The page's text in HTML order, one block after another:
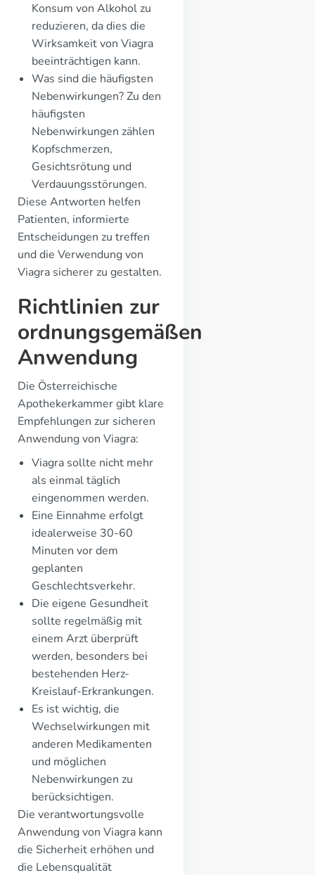
Konsum von Alkohol zu
reduzieren, da dies die
Wirksamkeit von Viagra
beeinträchtigen kann.
Was sind die häufigsten
Nebenwirkungen? Zu den
häufigsten
Nebenwirkungen zählen
Kopfschmerzen,
Gesichtsrötung und
Verdauungsstörungen.
Diese Antworten helfen
Patienten, informierte
Entscheidungen zu treffen
und die Verwendung von
Viagra sicherer zu gestalten.
Richtlinien zur
ordnungsgemäßen
Anwendung
Die Österreichische
Apothekerkammer gibt klare
Empfehlungen zur sicheren
Anwendung von Viagra:
Viagra sollte nicht mehr
als einmal täglich
eingenommen werden.
Eine Einnahme erfolgt
idealerweise 30-60
Minuten vor dem
geplanten
Geschlechtsverkehr.
Die eigene Gesundheit
sollte regelmäßig mit
einem Arzt überprüft
werden, besonders bei
bestehenden Herz-
Kreislauf-Erkrankungen.
Es ist wichtig, die
Wechselwirkungen mit
anderen Medikamenten
und möglichen
Nebenwirkungen zu
berücksichtigen.
Die verantwortungsvolle
Anwendung von Viagra kann
die Sicherheit erhöhen und
die Lebensqualität